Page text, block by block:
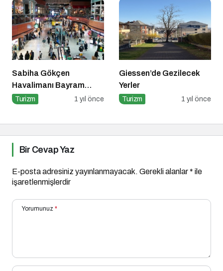
Sabiha Gökçen
Havalimanı Bayram
Yoğunluğuna Hazır!
Turizm 1 yıl önce
Giessen’de Gezilecek
Yerler
Turizm 1 yıl önce
Bir Cevap Yaz
E-posta adresiniz yayınlanmayacak. Gerekli alanlar* ile
işaretlenmişlerdir
Yorumunuz *